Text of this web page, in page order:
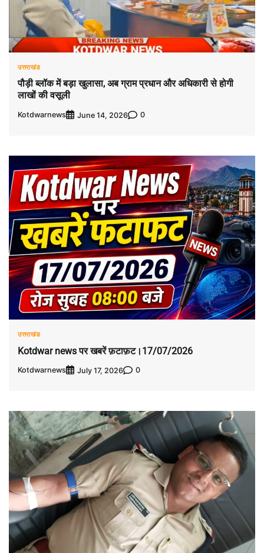
उत्तराखंड
पौड़ी ब्लॉक में बड़ा खुलासा, अब ग्राम प्रधान और अधिकारी से होगी
लाखों की वसूली
Kotdwarnews June 14, 2026 0
उत्तराखंड
Kotdwar news पर खबरें फ़टाफ़ट।17/07/2026
Kotdwarnews July 17, 2026 0